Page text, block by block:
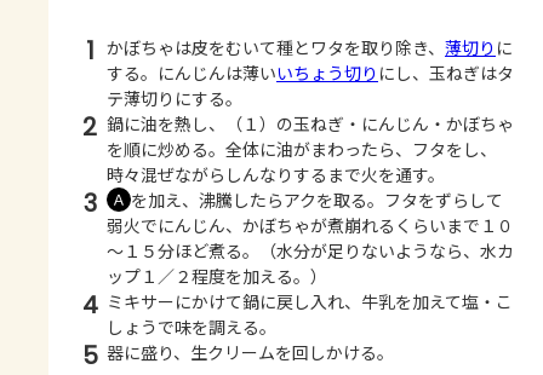
1 かぼちゃは皮をむいて種とワタを取り除き、 薄切り に
する。にんじんは薄いいちょう切り にし、玉ねぎはタ
テ薄切りにする。
2 鍋に油を熱し、（１）の玉ねぎ・にんじん・かぼちゃ
を順に炒める。全体に油がまわったら、フタをし、
時々混ぜながらしんなりするまで火を通す。
3 Ａ を加え、沸騰したらアクを取る。フタをずらして
弱火でにんじん、かぼちゃが煮崩れるくらいまで１０
～１５分ほど煮る。（水分が足りないようなら、水カ
ップ１／２程度を加える。）
4 ミキサーにかけて鍋に戻し入れ、牛乳を加えて塩・こ
しょうで味を調える。
5 器に盛り、生クリームを回しかける。